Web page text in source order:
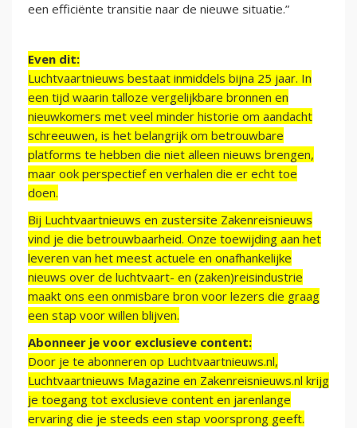
een efficiënte transitie naar de nieuwe situatie.”
Even dit:
Luchtvaartnieuws bestaat inmiddels bijna 25 jaar. In
een tijd waarin talloze vergelijkbare bronnen en
nieuwkomers met veel minder historie om aandacht
schreeuwen, is het belangrijk om betrouwbare
platforms te hebben die niet alleen nieuws brengen,
maar ook perspectief en verhalen die er echt toe
doen.
Bij Luchtvaartnieuws en zustersite Zakenreisnieuws
vind je die betrouwbaarheid. Onze toewijding aan het
leveren van het meest actuele en onafhankelijke
nieuws over de luchtvaart- en (zaken)reisindustrie
maakt ons een onmisbare bron voor lezers die graag
een stap voor willen blijven.
Abonneer je voor exclusieve content:
Door je te abonneren op Luchtvaartnieuws.nl,
Luchtvaartnieuws Magazine en Zakenreisnieuws.nl krijg
je toegang tot exclusieve content en jarenlange
ervaring die je steeds een stap voorsprong geeft.